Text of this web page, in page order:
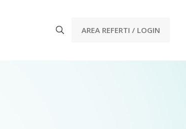
AREA REFERTI / LOGIN